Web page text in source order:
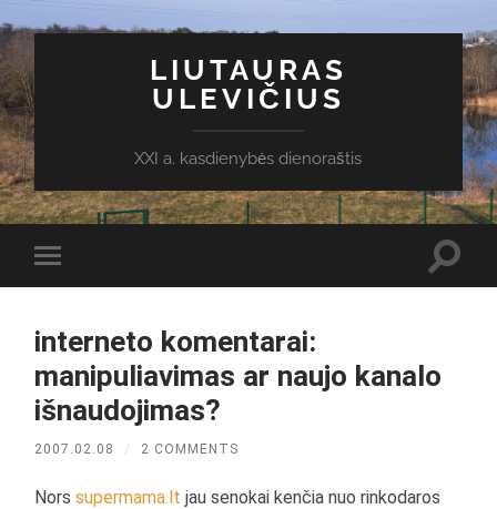
LIUTAURAS
ULEVIČIUS
XXI a. kasdienybės dienoraštis
Toggle
mobile
interneto komentarai:
manipuliavimas ar naujo kanalo
išnaudojimas?
2007.02.08 / 2 COMMENTS
Norssupermama.lt jau senokai kenčia nuo rinkodaros